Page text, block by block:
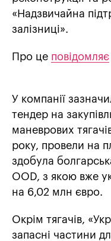
«Надзвичайна
залізниці».
Про це повідомляє
У компанії
тендер на
маневрових
року, провели на
здобула
OOD, з якою вже
на 6,02 млн євро.
Окрім тягачів,
запасні частини